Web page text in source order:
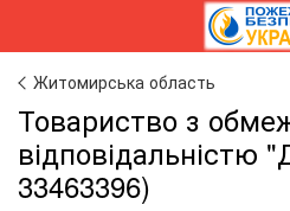
Житомирська область
Товариство з
відповідальністю
33463396)